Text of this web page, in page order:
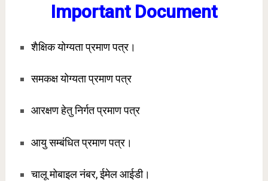
Important Document
शैक्षिक योग्यता प्रमाण पत्र।
समकक्ष योग्यता प्रमाण पत्र
आरक्षण हेतु निर्गत प्रमाण पत्र
आयु सम्बंधित प्रमाण पत्र।
चालू मोबाइल नंबर, ईमेल आईडी।